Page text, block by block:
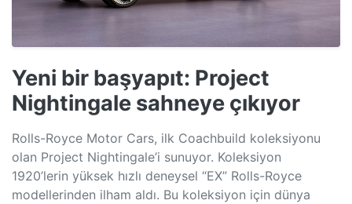
Yeni bir başyapıt: Project
Nightingale sahneye çıkıyor
Rolls-Royce Motor Cars, ilk Coachbuild koleksiyonu
olan Project Nightingale’i sunuyor. Koleksiyon
1920’lerin yüksek hızlı deneysel “EX” Rolls-Royce
modellerinden ilham aldı. Bu koleksiyon için dünya